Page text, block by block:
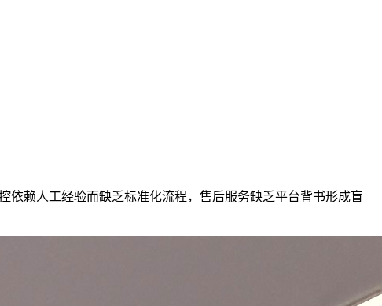
依赖人工经验而缺乏标准化流程，售后服务缺乏平台背书形成盲